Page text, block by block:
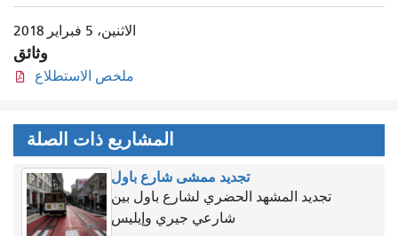
الاثنين، 5 فبراير 2018
وثائق
ملخص الاستطلاع
المشاريع ذات الصلة
تجديد ممشى شارع باول
تجديد المشهد الحضري لشارع باول بين
شارعي جيري وإيليس